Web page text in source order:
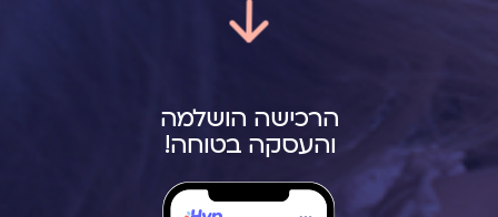
הרכישה הושלמה
והעסקה בטוחה!